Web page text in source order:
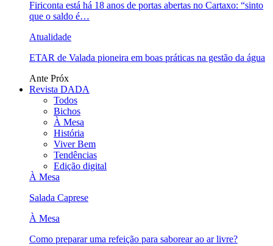
Firiconta está há 18 anos de portas abertas no Cartaxo: “sinto
que o saldo é…
Atualidade
ETAR de Valada pioneira em boas práticas na gestão da água
Ante Próx
Revista DADA
Todos
Bichos
À Mesa
História
Viver Bem
Tendências
Edição digital
À Mesa
Salada Caprese
À Mesa
Como preparar uma refeição para saborear ao ar livre?